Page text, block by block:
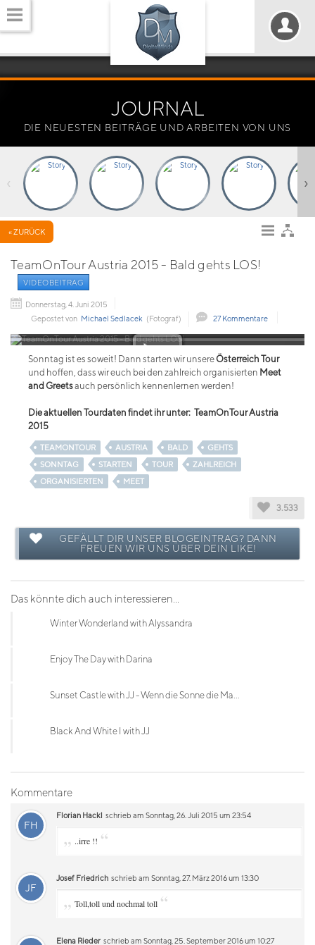
JOURNAL
DIE NEUESTEN BEITRÄGE UND ARBEITEN VON UNS
‹ ›
« ZURÜCK
TeamOnTour Austria 2015 - Bald gehts LOS!
VIDEOBEITRAG
Donnerstag, 4. Juni 2015
Gepostet von Michael Sedlacek (Fotograf) 27 Kommentare
Sonntag ist es soweit! Dann starten wir unsereÖsterreich Tour
und hoffen, dass wir euch bei den zahlreich organisierten Meet
and Greetsauch persönlich kennenlernen werden!
Die aktuellen Tourdaten findet ihr unter: TeamOnTour Austria
2015
TEAMONTOUR AUSTRIA BALD
GEHTS
SONNTAG
STARTEN TOUR
ZAHLREICH
ORGANISIERTEN
MEET
3.533
GEFÄLLT DIR UNSER BLOGEINTRAG? DANN
FREUEN WIR UNS ÜBER DEIN LIKE!
Das könnte dich auch interessieren...
Winter Wonderland with Alyssandra
Enjoy The Day with Darina
Sunset Castle with JJ - Wenn die Sonne die Ma...
Black And White I with JJ
Kommentare
FH
Florian Hackl schrieb am Sonntag, 26. Juli 2015 um 23:54
„ ..irre !! “
JF
Josef Friedrich schrieb am Sonntag, 27. März 2016 um 13:30
„ Toll,toll und nochmal toll “
Elena Rieder schrieb am Sonntag, 25. September 2016 um 10:27